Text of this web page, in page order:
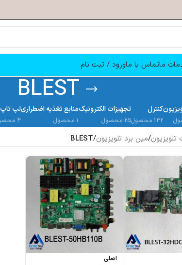
ماتماس با ماورود / ثبت نام
BLEST
کنترل
132 محصول
تجهیزات الکترونیک
25 محصول
منابع تغذیه اضطراری
1 محصول
لپ تاپ
4 محصول
تلویزیون/مین برد تلویزیون/
BLEST
اصلی